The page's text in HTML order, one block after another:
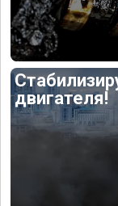
двигателя!